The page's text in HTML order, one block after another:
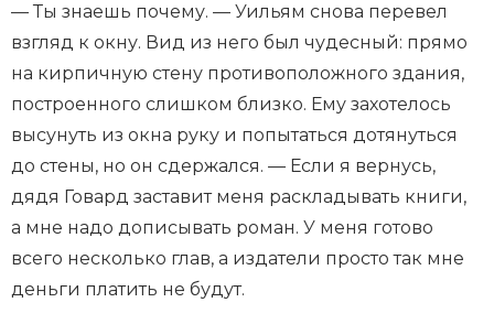
— Ты знаешь почему. — Уильям снова перевел
взгляд к окну. Вид из него был чудесный: прямо
на кирпичную стену противоположного здания,
построенного слишком близко. Ему захотелось
высунуть из окна руку и попытаться дотянуться
до стены, но он сдержался. — Если я вернусь,
дядя Говард заставит меня раскладывать книги,
а мне надо дописывать роман. У меня готово
всего несколько глав, а издатели просто так мне
деньги платить не будут.